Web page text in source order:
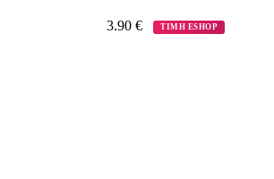
3.90 € ΤΙΜΗ ESHOP